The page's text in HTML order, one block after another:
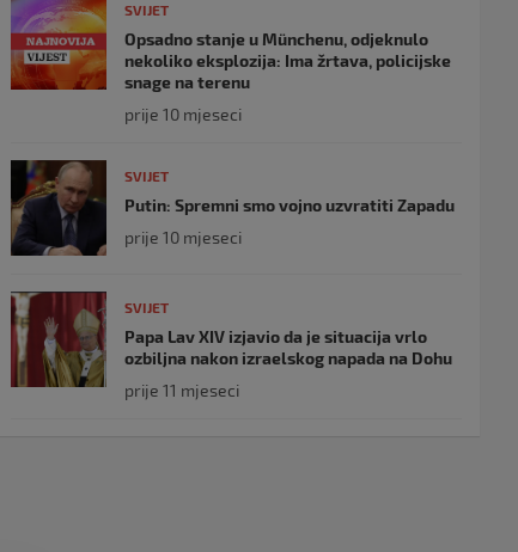
SVIJET
Opsadno stanje u Münchenu, odjeknulo
nekoliko eksplozija: Ima žrtava, policijske
snage na terenu
prije 10 mjeseci
SVIJET
Putin: Spremni smo vojno uzvratiti Zapadu
prije 10 mjeseci
SVIJET
Papa Lav XIV izjavio da je situacija vrlo
ozbiljna nakon izraelskog napada na Dohu
prije 11 mjeseci